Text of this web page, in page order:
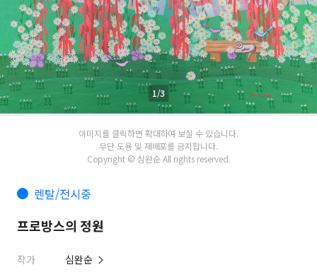
1/3
이미지를 클릭하면 확대하여 보실 수 있습니다.
무단 도용 및 재배포를 금지합니다.
Copyright © 심완순 All rights reserved.
렌탈/전시중
프로방스의 정원
작가
심완순